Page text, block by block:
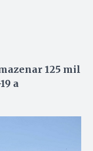
125 mil
a